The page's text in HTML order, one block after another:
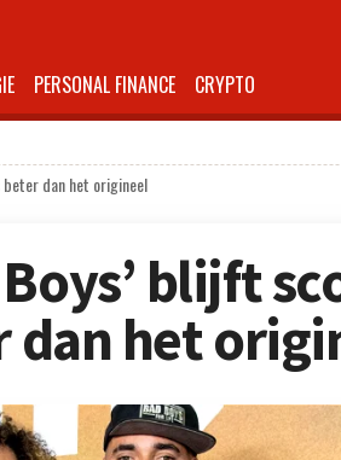
PERSONAL FINANCE CRYPTO
dan het origineel
blijft
dan het